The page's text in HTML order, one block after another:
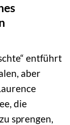
entführt
aber
die
sprengen,